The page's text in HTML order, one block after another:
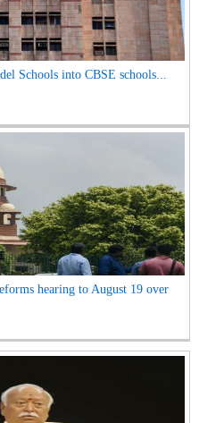
Schools into CBSE schools...
hearing to August 19 over